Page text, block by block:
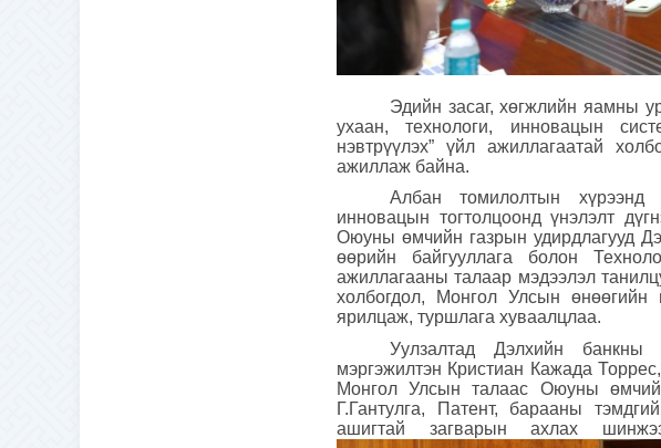
Эдийн засаг, хөгжлийн яамны
ухаан, технологи, инновацын
нэвтрүүлэх” үйл ажиллагаатай
ажиллаж байна.
Албан томилолтын
инновацын тогтолцоонд үнэлэлт
Оюуны өмчийн газрын удирдлагууд
өөрийн байгууллага болон
ажиллагааны талаар мэдээлэл
холбогдол, Монгол Улсын
ярилцаж, туршлага хуваалцлаа.
Уулзалтад Дэлхийн
мэргэжилтэн Кристиан Кажада
Монгол Улсын талаас Оюуны
Г.Гантулга, Патент, барааны
ашигтай загварын ахлах